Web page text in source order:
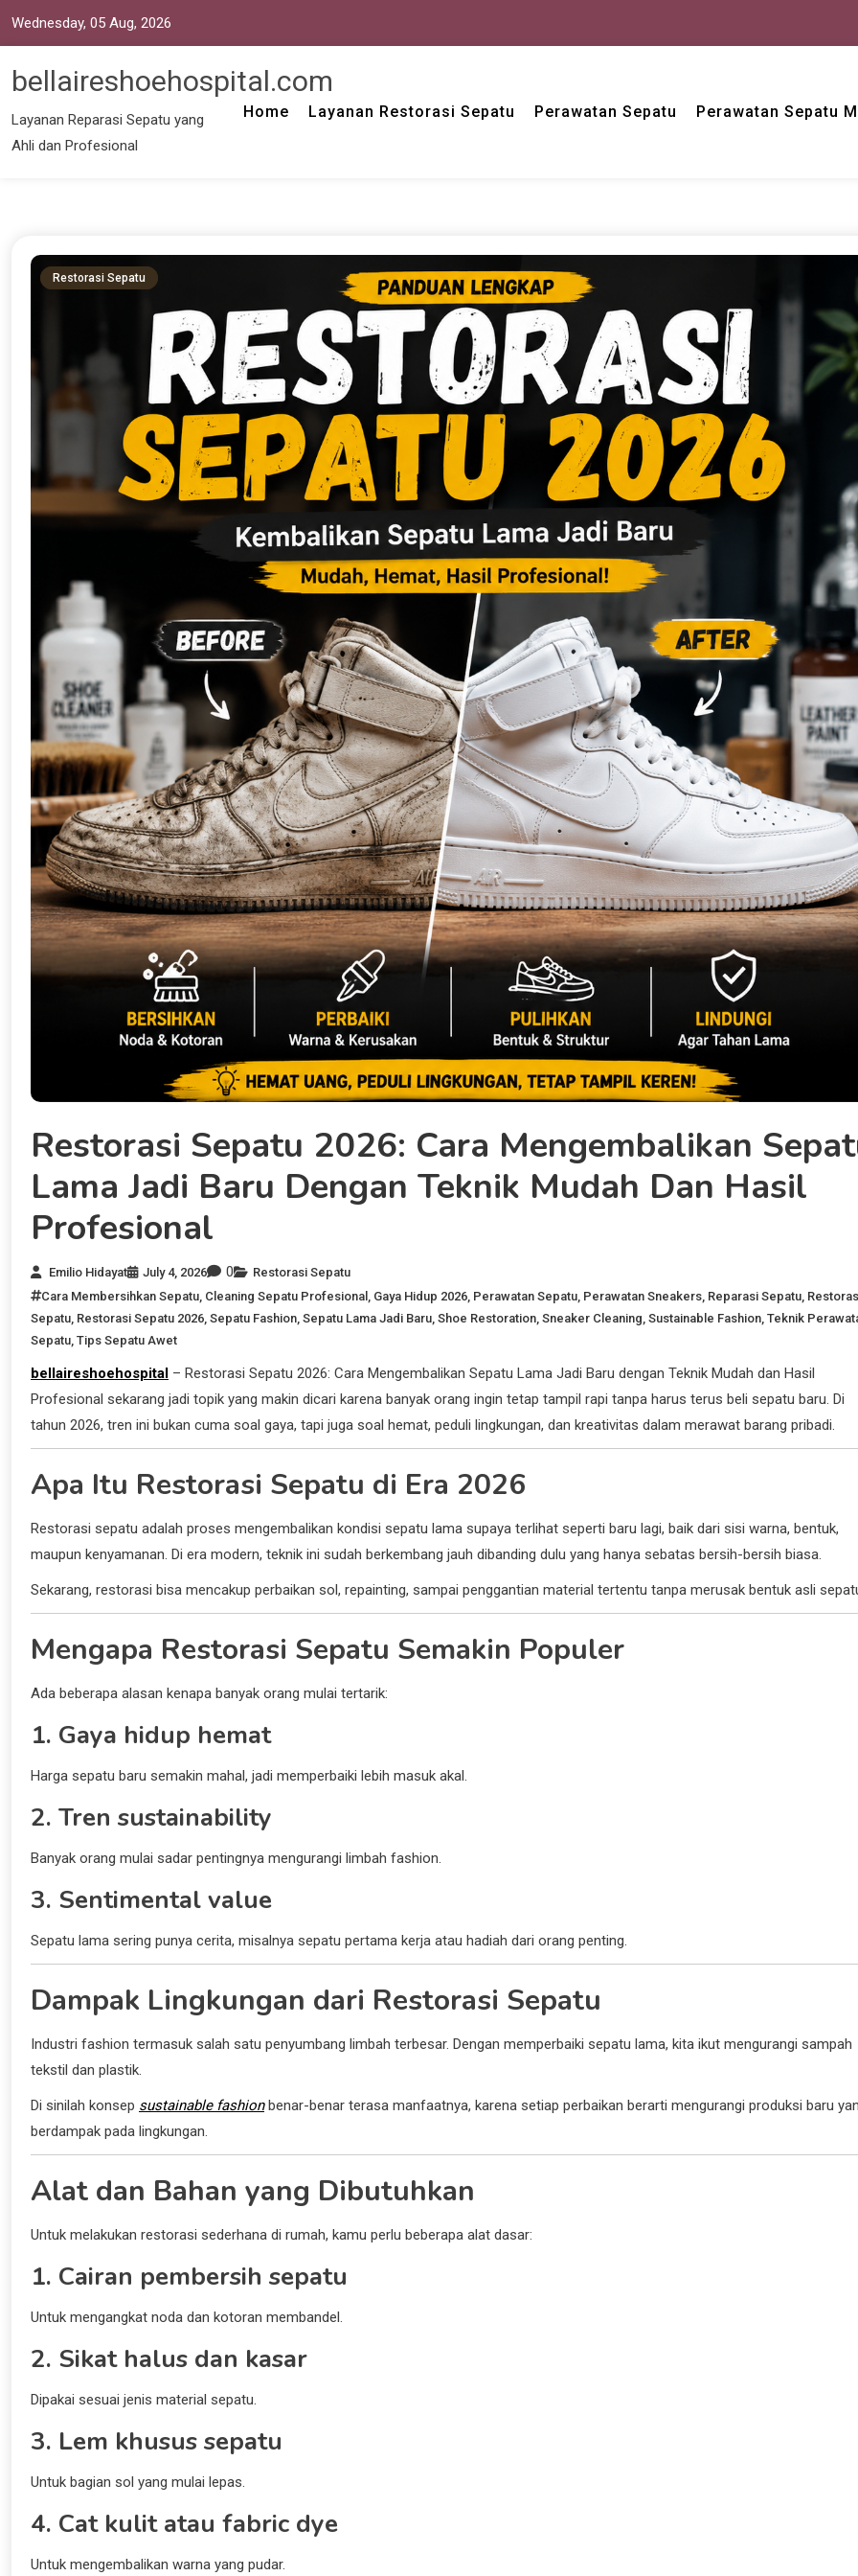
Wednesday, 05 Aug, 2026
bellaireshoehospital.com
Layanan Reparasi Sepatu yang
Ahli dan Profesional
Home Layanan Restorasi Sepatu Perawatan Sepatu Perawatan Sepatu
Restorasi Sepatu
Restorasi Sepatu 2026: Cara Mengembalikan
Lama Jadi Baru Dengan Teknik Mudah Dan Hasil
Profesional
Emilio Hidayat July 4, 2026 0
Restorasi Sepatu
Cara Membersihkan Sepatu, Cleaning Sepatu Profesional , Gaya Hidup 2026, Perawatan Sepatu, Perawatan Sneakers, Reparasi Sepatu,
Sepatu, Restorasi Sepatu 2026, Sepatu Fashion, Sepatu Lama Jadi Baru, Shoe Restoration, Sneaker Cleaning, Sustainable Fashion, Teknik
Sepatu, Tips Sepatu Awet
bellaireshoehospital – Restorasi Sepatu 2026: Cara Mengembalikan Sepatu Lama Jadi Baru dengan Teknik Mudah dan Hasil
Profesional sekarang jadi topik yang makin dicari karena banyak orang ingin tetap tampil rapi tanpa harus terus beli sepatu baru. Di
tahun 2026, tren ini bukan cuma soal gaya, tapi juga soal hemat, peduli lingkungan, dan kreativitas dalam merawat barang pribadi.
Apa Itu Restorasi Sepatu di Era 2026
Restorasi sepatu adalah proses mengembalikan kondisi sepatu lama supaya terlihat seperti baru lagi, baik dari sisi warna, bentuk,
maupun kenyamanan. Di era modern, teknik ini sudah berkembang jauh dibanding dulu yang hanya sebatas bersih-bersih biasa.
Sekarang, restorasi bisa mencakup perbaikan sol, repainting, sampai penggantian material tertentu tanpa merusak bentuk asli
Mengapa Restorasi Sepatu Semakin Populer
Ada beberapa alasan kenapa banyak orang mulai tertarik:
1. Gaya hidup hemat
Harga sepatu baru semakin mahal, jadi memperbaiki lebih masuk akal.
2. Tren sustainability
Banyak orang mulai sadar pentingnya mengurangi limbah fashion.
3. Sentimental value
Sepatu lama sering punya cerita, misalnya sepatu pertama kerja atau hadiah dari orang penting.
Dampak Lingkungan dari Restorasi Sepatu
Industri fashion termasuk salah satu penyumbang limbah terbesar. Dengan memperbaiki sepatu lama, kita ikut mengurangi sampah
tekstil dan plastik.
Di sinilah konsep sustainable fashionbenar-benar terasa manfaatnya, karena setiap perbaikan berarti mengurangi produksi baru
berdampak pada lingkungan.
Alat dan Bahan yang Dibutuhkan
Untuk melakukan restorasi sederhana di rumah, kamu perlu beberapa alat dasar:
1. Cairan pembersih sepatu
Untuk mengangkat noda dan kotoran membandel.
2. Sikat halus dan kasar
Dipakai sesuai jenis material sepatu.
3. Lem khusus sepatu
Untuk bagian sol yang mulai lepas.
4. Cat kulit atau fabric dye
Untuk mengembalikan warna yang pudar.